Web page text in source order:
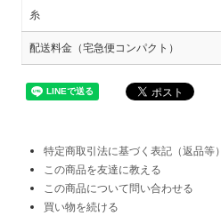
糸
配送料金（宅急便コンパクト）
特定商取引法に基づく表記（返品等）
この商品を友達に教える
この商品について問い合わせる
買い物を続ける